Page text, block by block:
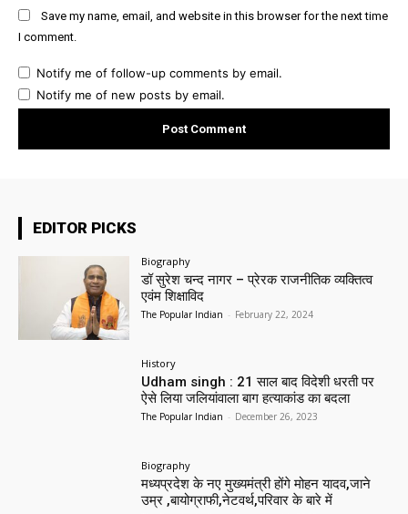
Save my name, email, and website in this browser for the next time
I comment.
Notify me of follow-up comments by email.
Notify me of new posts by email.
EDITOR PICKS
Biography
डॉ सुरेश चन्द नागर – प्रेरक राजनीतिक व्यक्तित्व
एवंम शिक्षाविद
The Popular Indian - February 22, 2024
History
Udham singh : 21 साल बाद विदेशी धरती पर
ऐसे लिया जलियांवाला बाग हत्याकांड का बदला
The Popular Indian - December 26, 2023
Biography
मध्यप्रदेश के नए मुख्यमंत्री होंगे मोहन यादव,जाने
उम्र ,बायोग्राफी,नेटवर्थ,परिवार के बारे में